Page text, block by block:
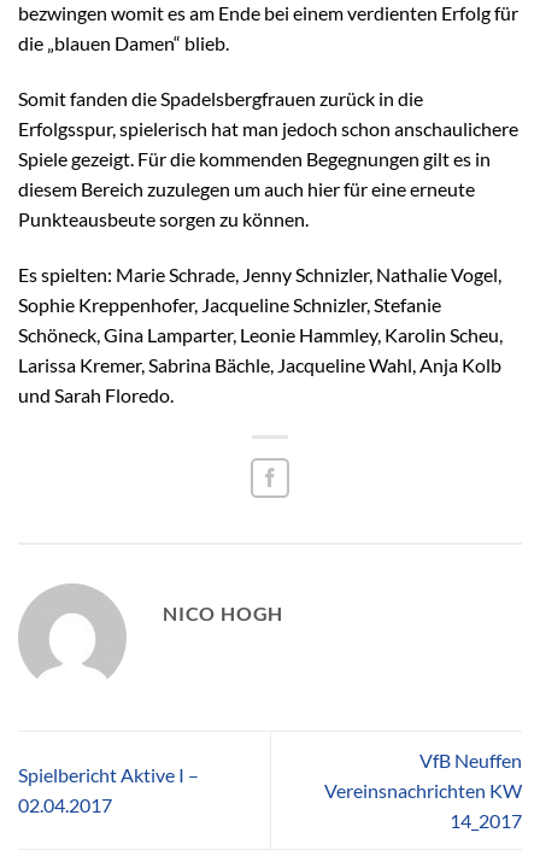
bezwingen womit es am Ende bei einem verdienten Erfolg für
die „blauen Damen“ blieb.
Somit fanden die Spadelsbergfrauen zurück in die
Erfolgsspur, spielerisch hat man jedoch schon anschaulichere
Spiele gezeigt. Für die kommenden Begegnungen gilt es in
diesem Bereich zuzulegen um auch hier für eine erneute
Punkteausbeute sorgen zu können.
Es spielten: Marie Schrade, Jenny Schnizler, Nathalie Vogel,
Sophie Kreppenhofer, Jacqueline Schnizler, Stefanie
Schöneck, Gina Lamparter, Leonie Hammley, Karolin Scheu,
Larissa Kremer, Sabrina Bächle, Jacqueline Wahl, Anja Kolb
und Sarah Floredo.
NICO HOGH
Spielbericht Aktive I –
02.04.2017
VfB Neuffen
Vereinsnachrichten KW
14_2017